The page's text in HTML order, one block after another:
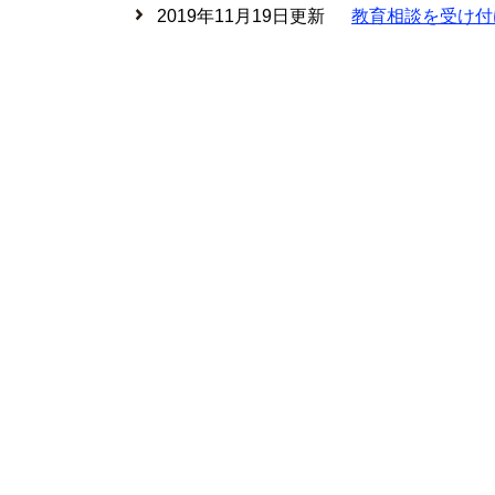
2019年11月19日更新 教育相談を受け